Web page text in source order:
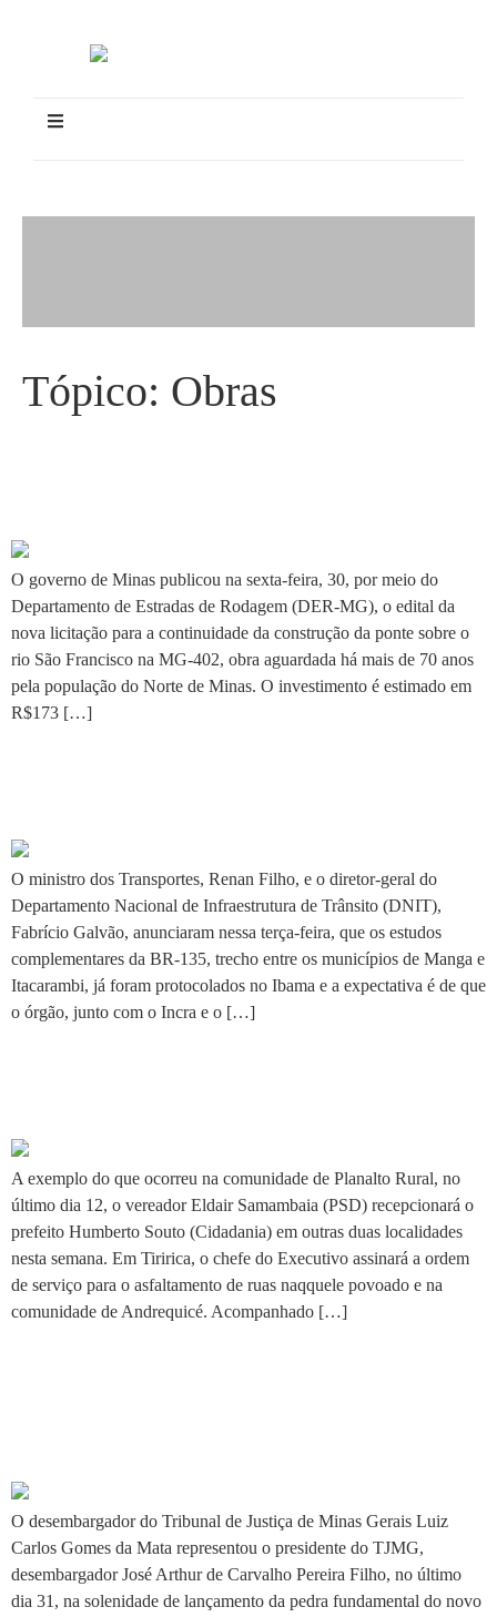
Tópico: Obras
O governo de Minas publicou na sexta-feira, 30, por meio do
Departamento de Estradas de Rodagem (DER-MG), o edital da
nova licitação para a continuidade da construção da ponte sobre o
rio São Francisco na MG-402, obra aguardada há mais de 70 anos
pela população do Norte de Minas. O investimento é estimado em
R$173 […]
O ministro dos Transportes, Renan Filho, e o diretor-geral do
Departamento Nacional de Infraestrutura de Trânsito (DNIT),
Fabrício Galvão, anunciaram nessa terça-feira, que os estudos
complementares da BR-135, trecho entre os municípios de Manga e
Itacarambi, já foram protocolados no Ibama e a expectativa é de que
o órgão, junto com o Incra e o […]
A exemplo do que ocorreu na comunidade de Planalto Rural, no
último dia 12, o vereador Eldair Samambaia (PSD) recepcionará o
prefeito Humberto Souto (Cidadania) em outras duas localidades
nesta semana. Em Tiririca, o chefe do Executivo assinará a ordem
de serviço para o asfaltamento de ruas naqquele povoado e na
comunidade de Andrequicé. Acompanhado […]
O desembargador do Tribunal de Justiça de Minas Gerais Luiz
Carlos Gomes da Mata representou o presidente do TJMG,
desembargador José Arthur de Carvalho Pereira Filho, no último
dia 31, na solenidade de lançamento da pedra fundamental do novo